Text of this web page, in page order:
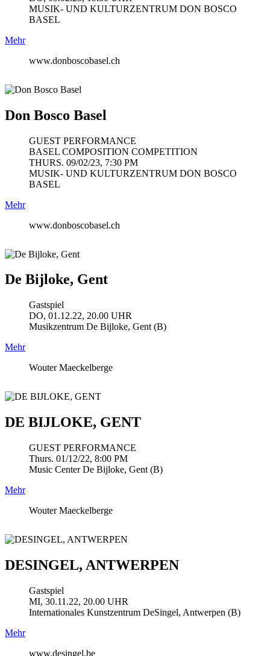
MUSIK- UND KULTURZENTRUM DON BOSCO
BASEL
Mehr
www.donboscobasel.ch
Don Bosco Basel
GUEST PERFORMANCE
BASEL COMPOSITION COMPETITION
THURS. 09/02/23, 7:30 PM
MUSIK- UND KULTURZENTRUM DON BOSCO
BASEL
Mehr
www.donboscobasel.ch
De Bijloke, Gent
Gastspiel
DO, 01.12.22, 20.00 UHR
Musikzentrum De Bijloke, Gent (B)
Mehr
Wouter Maeckelberge
DE BIJLOKE, GENT
GUEST PERFORMANCE
Thurs. 01/12/22, 8:00 PM
Music Center De Bijloke, Gent (B)
Mehr
Wouter Maeckelberge
DESINGEL, ANTWERPEN
Gastspiel
MI, 30.11.22, 20.00 UHR
Internationales Kunstzentrum DeSingel, Antwerpen (B)
Mehr
www.desingel.be